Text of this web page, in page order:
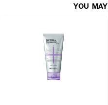
· สูตรอ่อนโยน ใช้ได้ทุกวัน - ด้วยค่า
พร้อมเนื้อเจลนุ่มละมุน ล้างออกง่าย
· FDA Registration No.: 12-2-
YOU